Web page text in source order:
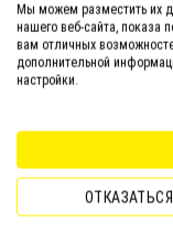
Бойцовских рыбок
«гаремами» — на
2-3 самок. В таком
Не рекомендуется
цихлидами,
ни их плавники
Мы можем разместить их
нашего веб-сайта, показа
вам отличных
дополнительной
настройки.
ОТКАЗАТЬСЯ